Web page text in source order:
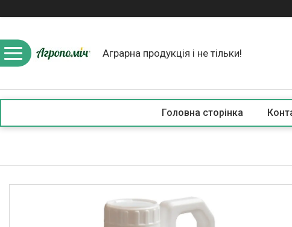
Аграрна продукція і не тільки!
Головна сторінка